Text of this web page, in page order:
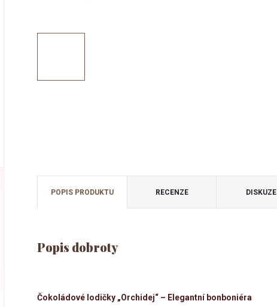
POPIS PRODUKTU RECENZE DISKUZE
Čokoládové lodičky „Orchidej“ – Elegantní bonboniéra